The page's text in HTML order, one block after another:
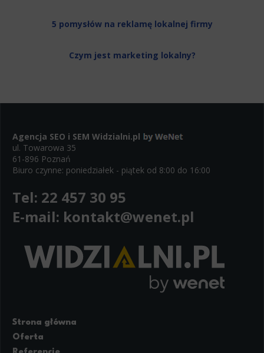
5 pomysłów na reklamę lokalnej firmy
Czym jest marketing lokalny?
Agencja SEO i SEM Widzialni.pl
ul. Towarowa 35
61-896 Poznań
Biuro czynne: poniedziałek - piątek od 8:00 do 16:00
Tel: 22 457 30 95
E-mail: kontakt@wenet.pl
Strona główna
Oferta